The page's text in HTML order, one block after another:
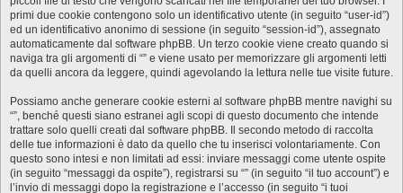
primi due cookie contengono solo un identificativo utente (in seguito “user-id”)
ed un identificativo anonimo di sessione (in seguito “session-id”), assegnato
automaticamente dal software phpBB. Un terzo cookie viene creato quando si
naviga tra gli argomenti di “” e viene usato per memorizzare gli argomenti letti
da quelli ancora da leggere, quindi agevolando la lettura nelle tue visite future.
Possiamo anche generare cookie esterni al software phpBB mentre navighi su
“”, benché questi siano estranei agli scopi di questo documento che intende
trattare solo quelli creati dal software phpBB. Il secondo metodo di raccolta
delle tue informazioni è dato da quello che tu inserisci volontariamente. Con
questo sono intesi e non limitati ad essi: inviare messaggi come utente ospite
(in seguito “messaggi da ospite”), registrarsi su “” (in seguito “il tuo account”) e
l’invio di messaggi dopo la registrazione e l’accesso (in seguito “i tuoi